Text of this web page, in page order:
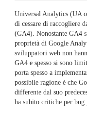
Universal Analytics (UA
di cessare di raccogliere
(GA4). Nonostante GA4
proprietà di Google
sviluppatori web non
GA4 e spesso si sono
porta spesso a
possibile ragione è che
differente dal suo
ha subito critiche per bug